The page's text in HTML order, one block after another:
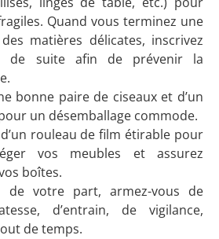
Quand vous terminez une
matières délicates, inscrivez
de suite afin de prévenir la
bonne paire de ciseaux et d’un
un désemballage commode.
rouleau de film étirable pour
vos meubles et assurez
boîtes.
votre part, armez-vous de
d’entrain, de vigilance,
de temps.